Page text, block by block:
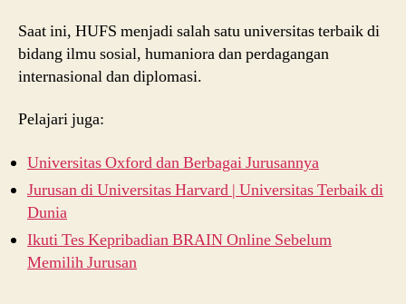
Saat ini, HUFS menjadi salah satu universitas terbaik di
bidang ilmu sosial, humaniora dan perdagangan
internasional dan diplomasi.
Pelajari juga:
Universitas Oxford dan Berbagai Jurusannya
Jurusan di Universitas Harvard | Universitas Terbaik di
Dunia
Ikuti Tes Kepribadian BRAIN Online Sebelum
Memilih Jurusan